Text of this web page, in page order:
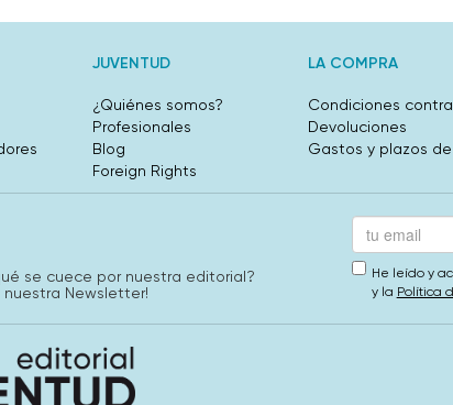
JUVENTUD
¿Quiénes somos?
Profesionales
Blog
Foreign Rights
LA COMPRA
Condiciones
Devoluciones
Gastos y plazos
se cuece por nuestra editorial?
nuestra Newsletter!
He leído y
y la Política